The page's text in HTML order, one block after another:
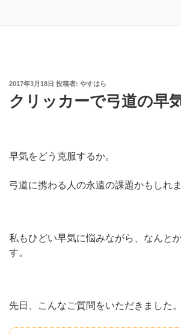
投
日:
2017年3月18日 投稿者: やすはら
クリッカーで弓道の早
早気をどう克服するか。
弓道に携わる人の永遠の課題かもしれま
私もひどい早気に悩みながら、なんと
す。
先日、こんなご質問をいただきました。